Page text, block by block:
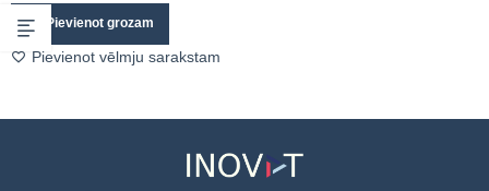
Pievienot grozam
Pievienot vēlmju sarakstam